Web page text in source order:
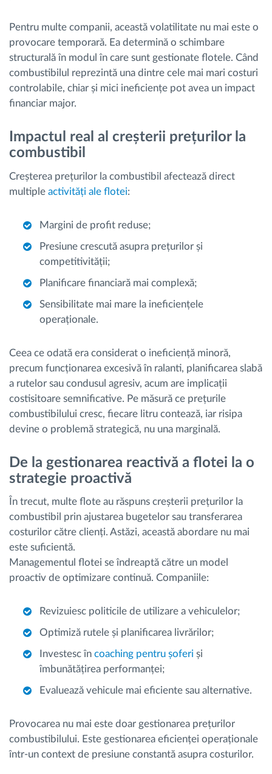
Pentru multe companii, această volatilitate nu mai este o
provocare temporară. Ea determină o schimbare
structurală în modul în care sunt gestionate flotele. Când
combustibilul reprezintă una dintre cele mai mari costuri
controlabile, chiar și mici ineficiențe pot avea un impact
financiar major.
Impactul real al creșterii prețurilor la
combustibil
Creșterea prețurilor la combustibil afectează direct
multiple activități ale flotei:
Margini de profit reduse;
Presiune crescută asupra prețurilor și
competitivității;
Planificare financiară mai complexă;
Sensibilitate mai mare la ineficiențele
operaționale.
Ceea ce odată era considerat o ineficiență minoră,
precum funcționarea excesivă în ralanti, planificarea slabă
a rutelor sau condusul agresiv, acum are implicații
costisitoare semnificative. Pe măsură ce prețurile
combustibilului cresc, fiecare litru contează, iar risipa
devine o problemă strategică, nu una marginală.
De la gestionarea reactivă a flotei la o
strategie proactivă
În trecut, multe flote au răspuns creșterii prețurilor la
combustibil prin ajustarea bugetelor sau transferarea
costurilor către clienți. Astăzi, această abordare nu mai
este suficientă.
Managementul flotei se îndreaptă către un model
proactiv de optimizare continuă. Companiile:
Revizuiesc politicile de utilizare a vehiculelor;
Optimiză rutele și planificarea livrărilor;
Investesc în coaching pentru șoferi și
îmbunătățirea performanței;
Evaluează vehicule mai eficiente sau alternative.
Provocarea nu mai este doar gestionarea prețurilor
combustibilului. Este gestionarea eficienței operaționale
într-un context de presiune constantă asupra costurilor.